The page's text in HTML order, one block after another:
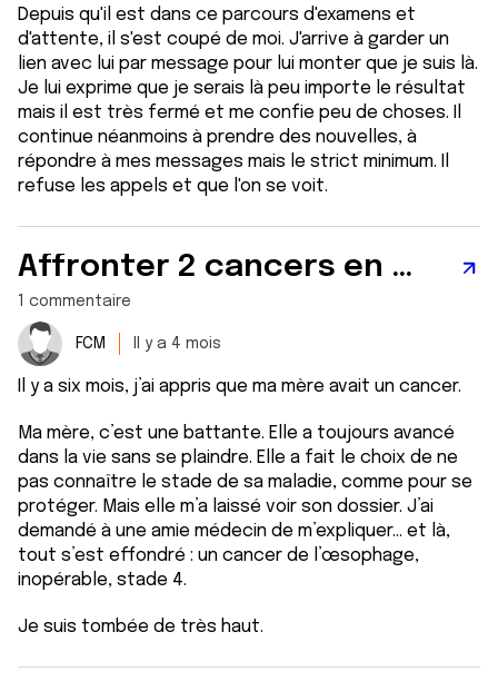
Depuis qu'il est dans ce parcours d'examens et
d'attente, il s'est coupé de moi. J'arrive à garder un
lien avec lui par message pour lui monter que je suis là.
Je lui exprime que je serais là peu importe le résultat
mais il est très fermé et me confie peu de choses. Il
continue néanmoins à prendre des nouvelles, à
répondre à mes messages mais le strict minimum. Il
refuse les appels et que l'on se voit.
Affronter 2 cancers en même temps
1 commentaire
FCM Il y a 4 mois
Il y a six mois, j’ai appris que ma mère avait un cancer.
Ma mère, c’est une battante. Elle a toujours avancé
dans la vie sans se plaindre. Elle a fait le choix de ne
pas connaître le stade de sa maladie, comme pour se
protéger. Mais elle m’a laissé voir son dossier. J’ai
demandé à une amie médecin de m’expliquer… et là,
tout s’est effondré : un cancer de l’œsophage,
inopérable, stade 4.
Je suis tombée de très haut.